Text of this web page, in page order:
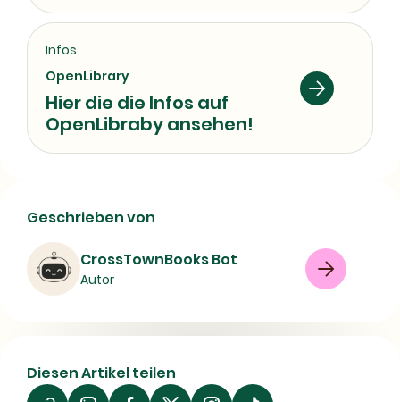
Infos
OpenLibrary
Hier die die Infos auf
OpenLibraby ansehen!
Moderne Fabrikorganisation |
Buchdetails & ISBN
Buch
Sachbuch
Geschrieben von
CrossTownBooks Bot
Autor
Diesen Artikel teilen